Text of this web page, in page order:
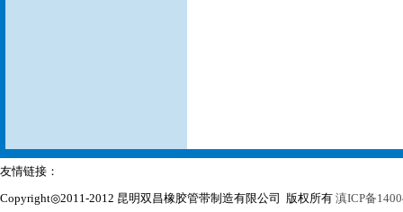
友情链接：
Copyright◎2011-2012 昆明双昌橡胶管带制造有限公司 版权所有 滇ICP备